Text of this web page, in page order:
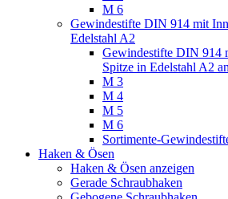
M 6
Gewindestifte DIN 914 mit
Edelstahl A2
Gewindestifte DIN 914
Spitze in Edelstahl A2
M 3
M 4
M 5
M 6
Sortimente-
Haken & Ösen
Haken & Ösen anzeigen
Gerade Schraubhaken